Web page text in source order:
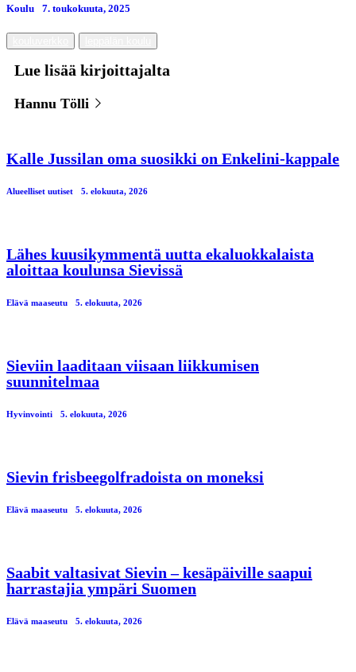
Koulu 7. toukokuuta, 2025
Lue lisää kirjoittajalta
Hannu Tölli
Kalle Jussilan oma suosikki on Enkelini-kappale
Alueelliset uutiset 5. elokuuta, 2026
Lähes kuusikymmentä uutta ekaluokkalaista
aloittaa koulunsa Sievissä
Elävä maaseutu 5. elokuuta, 2026
Sieviin laaditaan viisaan liikkumisen
suunnitelmaa
Hyvinvointi 5. elokuuta, 2026
Sievin frisbeegolfradoista on moneksi
Elävä maaseutu 5. elokuuta, 2026
Saabit valtasivat Sievin – kesäpäiville saapui
harrastajia ympäri Suomen
Elävä maaseutu 5. elokuuta, 2026